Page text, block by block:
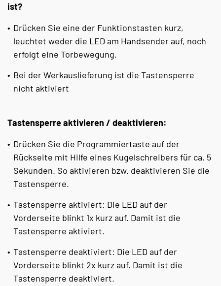
ist?
Drücken Sie eine der Funktionstasten kurz,
leuchtet weder die LED am Handsender auf, noch
erfolgt eine Torbewegung.
Bei der Werkauslieferung ist die Tastensperre
nicht aktiviert
Tastensperre aktivieren / deaktivieren:
Drücken Sie die Programmiertaste auf der
Rückseite mit Hilfe eines Kugelschreibers für ca. 5
Sekunden. So aktivieren bzw. deaktivieren Sie die
Tastensperre.
Tastensperre aktiviert: Die LED auf der
Vorderseite blinkt 1x kurz auf. Damit ist die
Tastensperre aktiviert.
Tastensperre deaktiviert: Die LED auf der
Vorderseite blinkt 2x kurz auf. Damit ist die
Tastensperre deaktiviert.